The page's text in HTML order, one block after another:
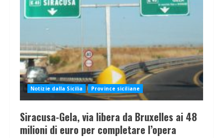
Notizie dalla Sicilia Province siciliane
Siracusa-Gela, via libera da Bruxelles ai 48
milioni di euro per completare l’opera